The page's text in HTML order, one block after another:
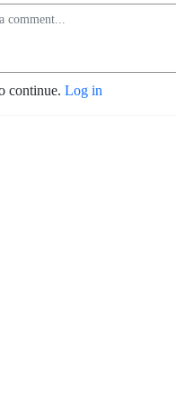
continue. Log in